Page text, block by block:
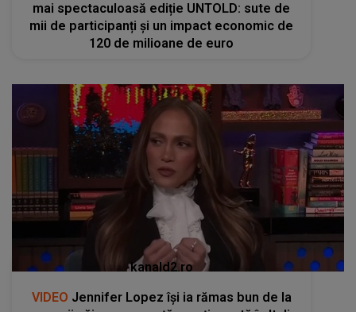
mai spectaculoasă ediție UNTOLD: sute de
mii de participanți și un impact economic de
120 de milioane de euro
kanald2.ro
VIDEO Jennifer Lopez își ia rămas bun de la